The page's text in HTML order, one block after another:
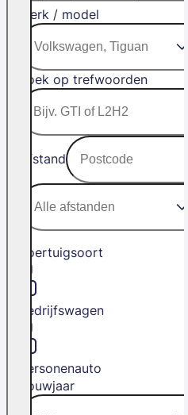
Merk / model
Zoek op trefwoorden
Afstand
Voertuigsoort
Bedrijfswagen
Personenauto
Bouwjaar